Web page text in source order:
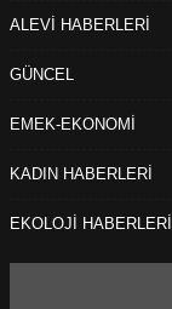
ALEVİ HABERLERİ
GÜNCEL
EMEK-EKONOMİ
KADIN HABERLERİ
EKOLOJİ HABERLERİ